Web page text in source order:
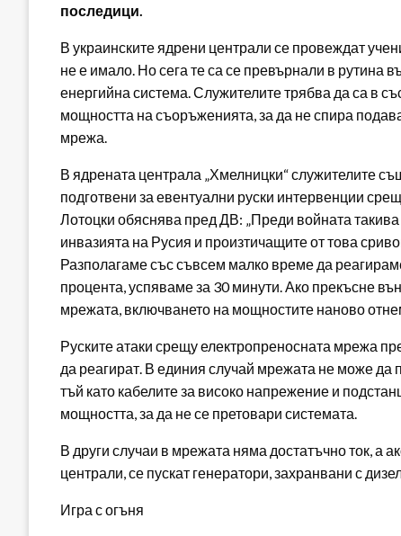
последици.
В украинските ядрени централи се провеждат
не е имало. Но сега те са се превърнали в рутина
енергийна система. Служителите трябва да са в
мощността на съоръженията, за да не спира
мрежа.
В ядрената централа „Хмелницки“ служителите
подготвени за евентуални руски интервенции
Лотоцки обяснява пред ДВ: „Преди войната
инвазията на Русия и произтичащите от това
Разполагаме със съвсем малко време да
процента, успяваме за 30 минути. Ако прекъсне
мрежата, включването на мощностите наново
Руските атаки срещу електропреносната мрежа
да реагират. В единия случай мрежата не може да
тъй като кабелите за високо напрежение и
мощността, за да не се претовари системата.
В други случаи в мрежата няма достатъчно ток, а
централи, се пускат генератори, захранвани с
Игра с огъня